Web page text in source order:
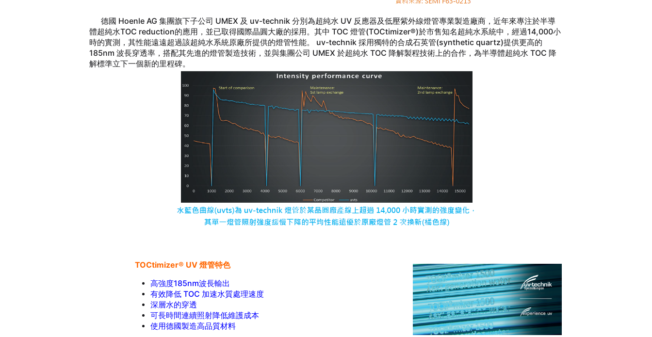
德國 Hoenle AG 集團旗下子公司 UMEX 及 uv-technik 分別為超純水 UV 反應器及低壓紫外線燈管專業製造廠商，近年來專注於半導
體超純水TOC reduction的應用，並已取得國際晶圓大廠的採用。其中 TOC 燈管(TOCtimizer®)於市售知名超純水系統中，經過14,000小
時的實測，其性能遠遠超過該超純水系統原廠所提供的燈管性能。 uv-technik 採用獨特的合成石英管(synthetic quartz)提供更高的
185nm 波長穿透率，搭配其先進的燈管製造技術，並與集團公司 UMEX 於超純水 TOC 降解製程技術上的合作，為半導體超純水 TOC 降
解標準立下一個新的里程碑。
TOCtimizer® UV 燈管特色
高強度185nm波長輸出
有效降低 TOC 加速水質處理速度
深層水的穿透
可長時間連續照射降低維護成本
使用德國製造高品質材料